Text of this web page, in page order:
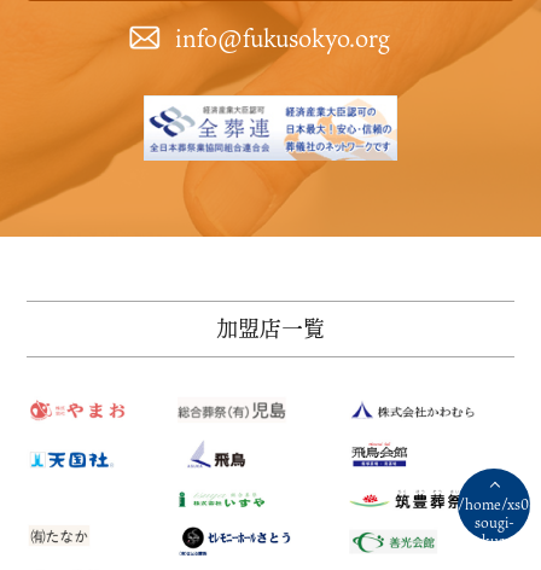
/home/
sougi-
tyokusou-
info@fukusokyo.org
加盟店一覧